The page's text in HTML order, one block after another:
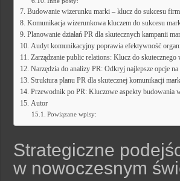
Budowanie wizerunku marki – klucz do sukcesu
Komunikacja wizerunkowa kluczem do sukcesu
Planowanie działań PR dla skutecznych kampanii
Audyt komunikacyjny poprawia efektywność
Zarządzanie public relations: Klucz do skutecznego
Narzędzia do analizy PR: Odkryj najlepsze opcje
Struktura planu PR dla skutecznej komunikacji
Przewodnik po PR: Kluczowe aspekty budowania
Autor
Powiązane wpisy:
Strategiczne
w nowoczesnym